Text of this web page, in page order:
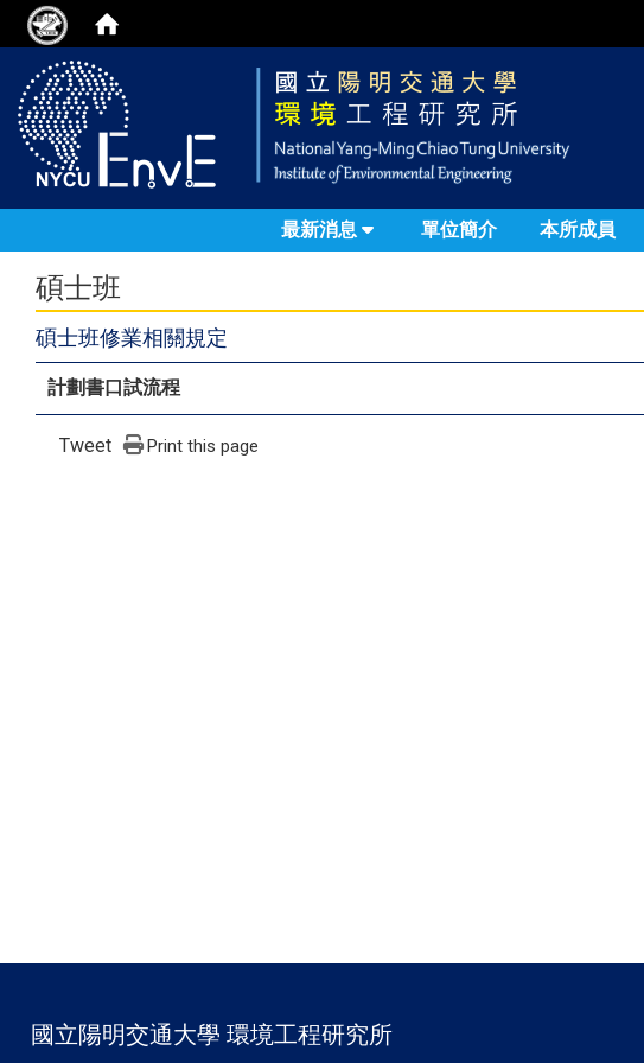
最新消息 單位簡介 本所成員
碩士班
碩士班修業相關規定
計劃書口試流程
Tweet Print this page
國立陽明交通大學 環境工程研究所